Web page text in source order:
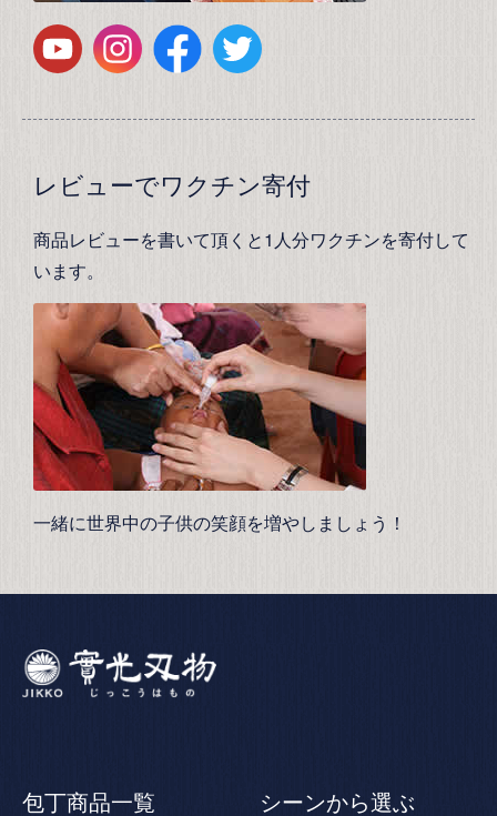
レビューでワクチン寄付
商品レビューを書いて頂くと1人分ワクチンを寄付して
います。
一緒に世界中の子供の笑顔を増やしましょう！
包丁商品一覧 シーンから選ぶ